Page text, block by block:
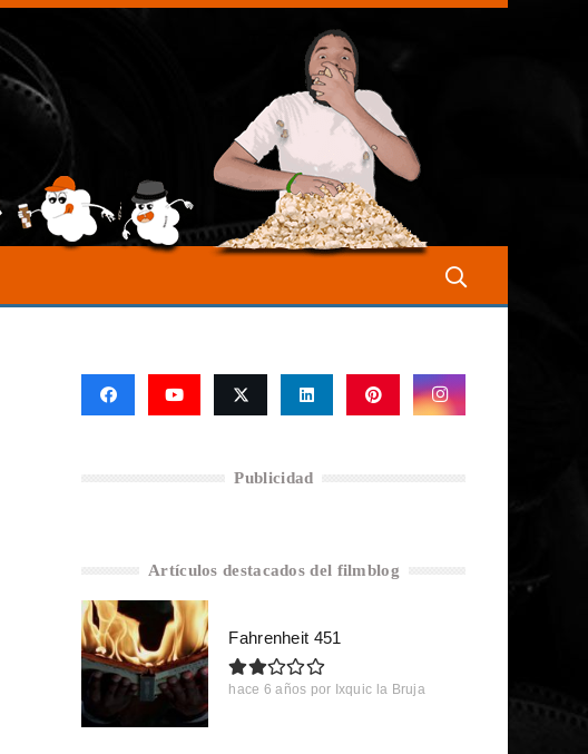
Publicidad
Artículos destacados del filmblog
Fahrenheit 451
hace 6 años por Ixquic la Bruja